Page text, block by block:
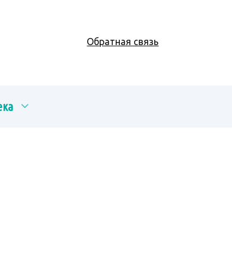
Обратная связь